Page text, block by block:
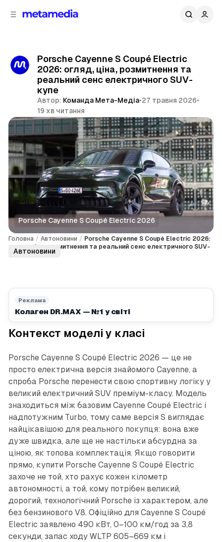
Porsche Cayenne S Coupé Electric
2026: огляд, ціна, розмитнення та
реальний сенс електричного SUV-
купе
Автор: Команда Мета-Медіа•27 травня 2026•
19 хв читання
Поділитися
Porsche Cayenne S Coupé Electric 2026
Головна / Автоновини / Porsche Cayenne S Coupé Electric 2026:
огляд, ціна, розмитнення та реальний сенс електричного SUV-
купе
Реклама
Колаген DR.MAX — №1 у світі
Автоновини
Контекст моделі у класі
Porsche Cayenne S Coupé Electric 2026 — це не
просто електрична версія знайомого Cayenne, а
спроба Porsche перенести свою спортивну логіку у
великий електричний SUV преміум-класу. Модель
знаходиться між базовим Cayenne Coupé Electric і
надпотужним Turbo, тому саме версія S виглядає
найцікавішою для реального покупця: вона вже
дуже швидка, але ще не настільки абсурдна за
ціною, як топова комплектація. Якщо говорити
прямо, купити Porsche Cayenne S Coupé Electric
захоче не той, хто рахує кожен кілометр
автономності, а той, кому потрібен великий,
дорогий, технологічний Porsche із характером, але
без бензинового V8. Офіційно для Cayenne S Coupé
Electric заявлено 490 кВт, 0–100 км/год за 3,8
секунди, запас ходу WLTP 605–669 км і